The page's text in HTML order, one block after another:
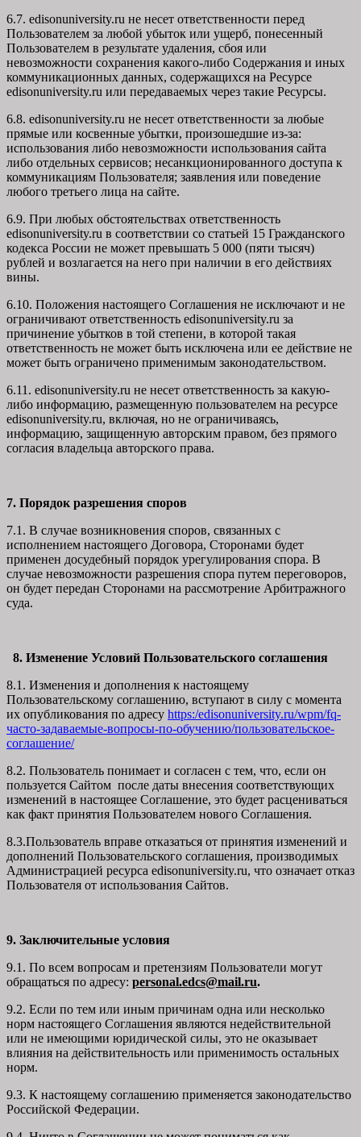
6.7. edisonuniversity.ru не несет ответственности перед
Пользователем за любой убыток или ущерб, понесенный
Пользователем в результате удаления, сбоя или
невозможности сохранения какого-либо Содержания и иных
коммуникационных данных, содержащихся на Ресурсе
edisonuniversity.ru или передаваемых через такие Ресурсы.
6.8. edisonuniversity.ru не несет ответственности за любые
прямые или косвенные убытки, произошедшие из-за:
использования либо невозможности использования сайта
либо отдельных сервисов; несанкционированного доступа к
коммуникациям Пользователя; заявления или поведение
любого третьего лица на сайте.
6.9. При любых обстоятельствах ответственность
edisonuniversity.ru в соответствии со статьей 15 Гражданского
кодекса России не может превышать 5 000 (пяти тысяч)
рублей и возлагается на него при наличии в его действиях
вины.
6.10. Положения настоящего Соглашения не исключают и не
ограничивают ответственность edisonuniversity.ru за
причинение убытков в той степени, в которой такая
ответственность не может быть исключена или ее действие не
может быть ограничено применимым законодательством.
6.11. edisonuniversity.ru не несет ответственность за какую-
либо информацию, размещенную пользователем на ресурсе
edisonuniversity.ru, включая, но не ограничиваясь,
информацию, защищенную авторским правом, без прямого
согласия владельца авторского права.
7. Порядок разрешения споров
7.1. В случае возникновения споров, связанных с
исполнением настоящего Договора, Сторонами будет
применен досудебный порядок урегулирования спора. В
случае невозможности разрешения спора путем переговоров,
он будет передан Сторонами на рассмотрение Арбитражного
суда.
8. Изменение Условий Пользовательского соглашения
8.1. Изменения и дополнения к настоящему
Пользовательскому соглашению, вступают в силу с момента
их опубликования по адресу https:/edisonuniversity.ru/wpm/fq-
часто-задаваемые-вопросы-по-обучению/пользовательское-
соглашение/
8.2. Пользователь понимает и согласен с тем, что, если он
пользуется Сайтом после даты внесения соответствующих
изменений в настоящее Соглашение, это будет расцениваться
как факт принятия Пользователем нового Соглашения.
8.3.Пользователь вправе отказаться от принятия изменений и
дополнений Пользовательского соглашения, производимых
Администрацией ресурса edisonuniversity.ru, что означает отказ
Пользователя от использования Сайтов.
9. Заключительные условия
9.1. По всем вопросам и претензиям Пользователи могут
обращаться по адресу: personal.edcs@mail.ru.
9.2. Если по тем или иным причинам одна или несколько
норм настоящего Соглашения являются недействительной
или не имеющими юридической силы, это не оказывает
влияния на действительность или применимость остальных
норм.
9.3. К настоящему соглашению применяется законодательство
Российской Федерации.